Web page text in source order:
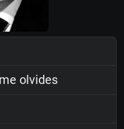
olvides